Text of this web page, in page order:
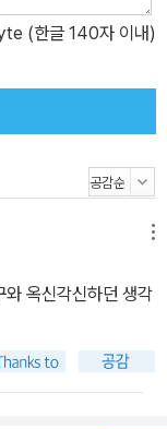
구를 만들까라는 문
행동만으로 판단하지
(한글 140자 이내)
옥신각신하던 생각